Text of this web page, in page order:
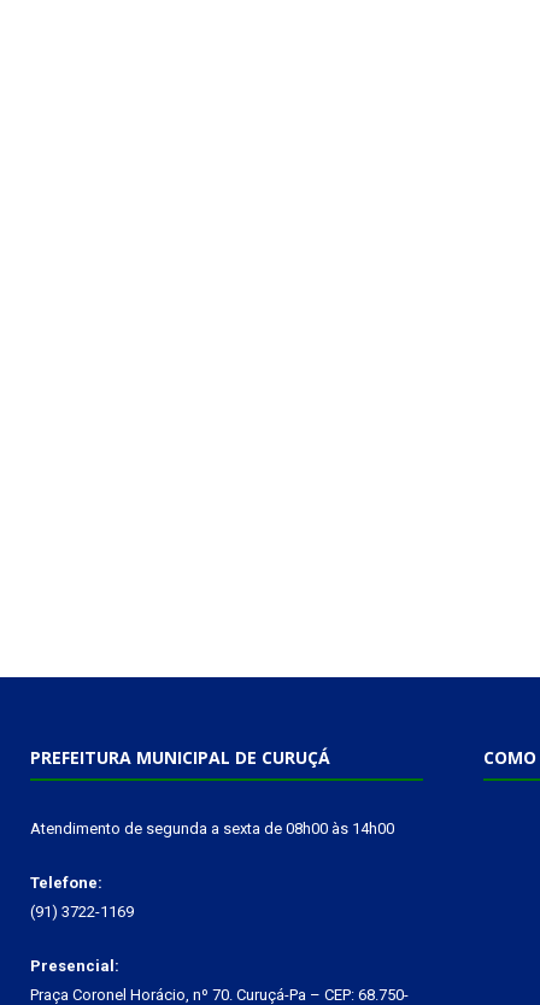
PREFEITURA MUNICIPAL DE CURUÇÁ
Atendimento de segunda a sexta de 08h00 às 14h00
Telefone:
(91) 3722-1169
Presencial:
Praça Coronel Horácio, nº 70. Curuçá-Pa – CEP: 68.750-
COMO